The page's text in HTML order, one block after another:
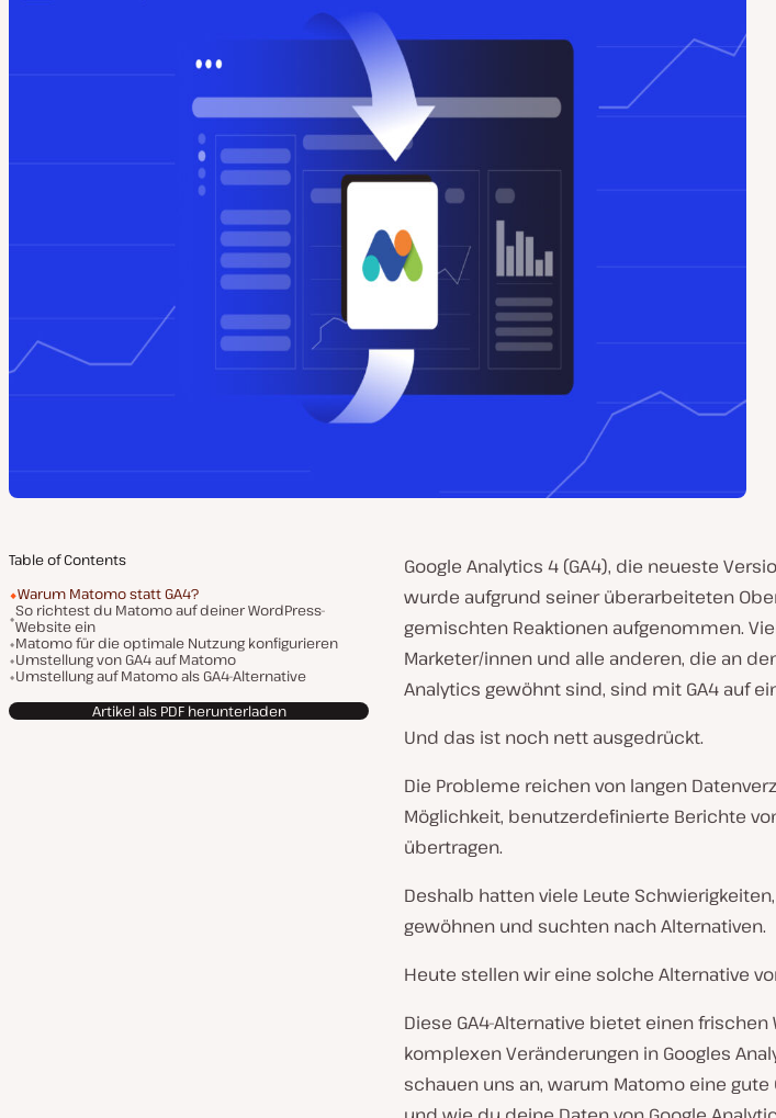
Table of Contents
Warum Matomo statt GA4?
So richtest du Matomo auf deiner WordPress-
Website ein
Matomo für die optimale Nutzung konfigurieren
Umstellung von GA4 auf Matomo
Umstellung auf Matomo als GA4-Alternative
Artikel als PDF herunterladen
Google Analytics 4 (GA4), die neueste
wurde aufgrund seiner überarbeiteten
gemischten Reaktionen aufgenommen.
Marketer/innen und alle anderen, die an
Analytics gewöhnt sind, sind mit GA4 auf
Und das ist noch nett ausgedrückt.
Die Probleme reichen von langen
Möglichkeit, benutzerdefinierte Berichte
übertragen.
Deshalb hatten viele Leute
gewöhnen und suchten nach Alternativen.
Heute stellen wir eine solche Alternative
Diese GA4-Alternative bietet einen
komplexen Veränderungen in Googles
schauen uns an, warum Matomo eine